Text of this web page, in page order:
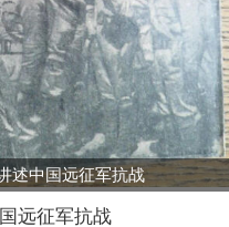
述中国远征军抗战
远征军抗战
《魂兮归来，飘荡的忠
东方战神孙立人将军